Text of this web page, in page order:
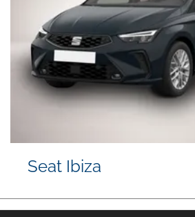
Seat Ibiza